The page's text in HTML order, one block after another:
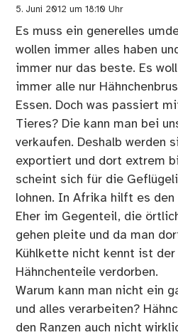
5. Juni 2012 um 18:10 Uhr
Es muss ein generelles
wollen immer alles haben
immer nur das beste. Es
immer alle nur
Essen. Doch was passiert
Tieres? Die kann man bei
verkaufen. Deshalb werden
exportiert und dort extrem
scheint sich für die
lohnen. In Afrika hilft es den
Eher im Gegenteil, die
gehen pleite und da man
Kühlkette nicht kennt ist
Hähnchenteile verdorben.
Warum kann man nicht ein
und alles verarbeiten?
den Ranzen auch nicht